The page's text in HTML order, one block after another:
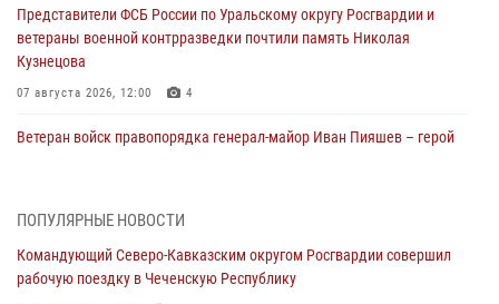
Представители ФСБ России по Уральскому округу Росгвардии и
ветераны военной контрразведки почтили память Николая
Кузнецова
07 августа 2026, 12:00 4
Ветеран войск правопорядка генерал-майор Иван Пияшев – герой
Смольного собора в Санкт-Петербурге (видео)
07 августа 2026, 11:34
ПОПУЛЯРНЫЕ НОВОСТИ
Командующий Северо-Кавказским округом Росгвардии совершил
рабочую поездку в Чеченскую Республику